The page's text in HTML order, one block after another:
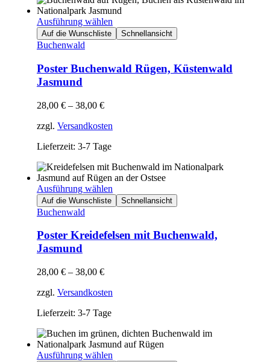
Ausführung wählen
Auf die Wunschliste Schnellansicht
Buchenwald
Poster Buchenwald Rügen, Küstenwald
Jasmund
28,00 €– 38,00 €
zzgl. Versandkosten
Lieferzeit: 3-7 Tage
Ausführung wählen
Auf die Wunschliste Schnellansicht
Buchenwald
Poster Kreidefelsen mit Buchenwald,
Jasmund
28,00 €– 38,00 €
zzgl. Versandkosten
Lieferzeit: 3-7 Tage
Ausführung wählen